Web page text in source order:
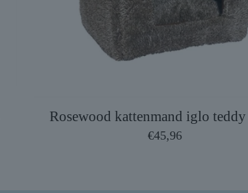
Rosewood kattenmand iglo
€45,96